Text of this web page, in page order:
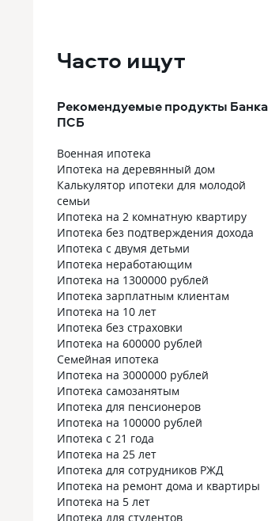
Часто ищут
Рекомендуемые продукты Банка
ПСБ
Военная ипотека
Ипотека на деревянный дом
Калькулятор ипотеки для молодой
семьи
Ипотека на 2 комнатную квартиру
Ипотека без подтверждения дохода
Ипотека с двумя детьми
Ипотека неработающим
Ипотека на 1300000 рублей
Ипотека зарплатным клиентам
Ипотека на 10 лет
Ипотека без страховки
Ипотека на 600000 рублей
Семейная ипотека
Ипотека на 3000000 рублей
Ипотека самозанятым
Ипотека для пенсионеров
Ипотека на 100000 рублей
Ипотека с 21 года
Ипотека на 25 лет
Ипотека для сотрудников РЖД
Ипотека на ремонт дома и квартиры
Ипотека на 5 лет
Ипотека для студентов